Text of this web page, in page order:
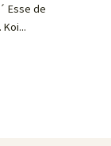
Esse de